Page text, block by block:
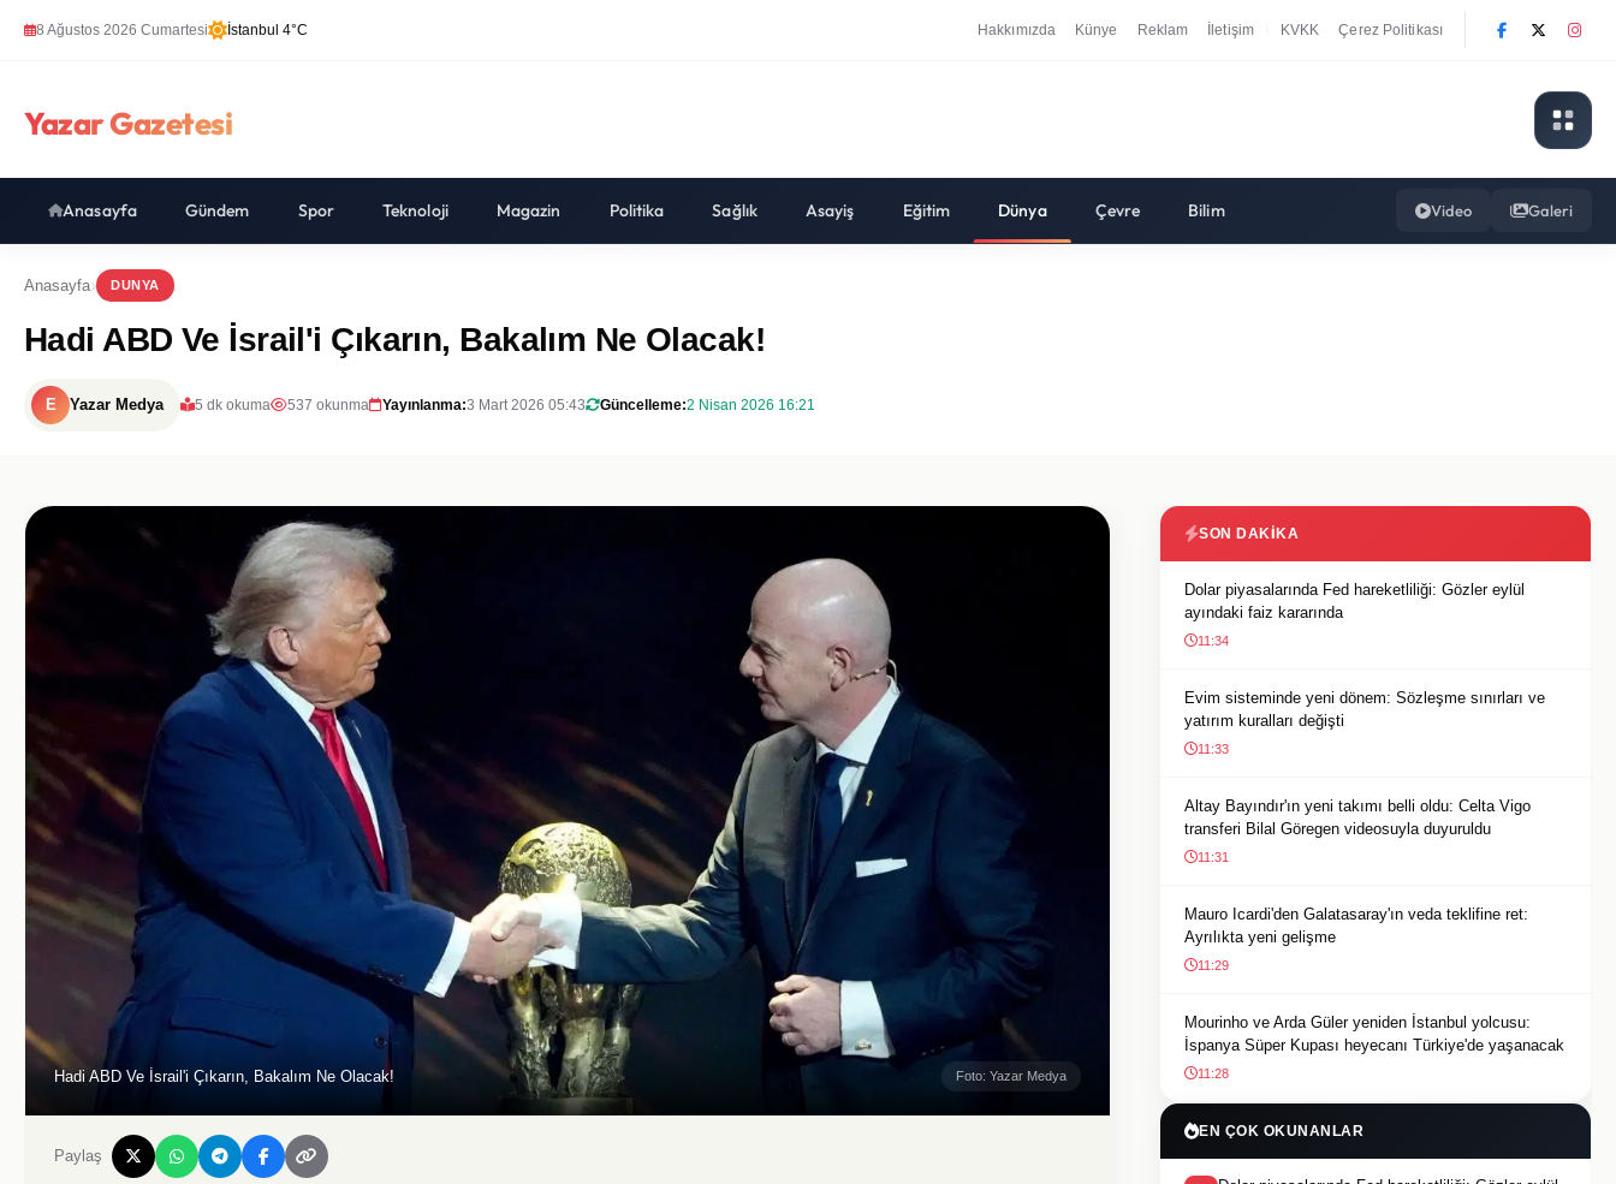
8 Ağustos 2026 Cumartesi İstanbul 4°C Hakkımızda Künye Reklam İletişim KVKK Çerez Politikası
Yazar Gazetesi
Anasayfa Gündem Spor Teknoloji Magazin Politika Sağlık Asayiş Eğitim Dünya Çevre Bilim Video Galeri
Anasayfa DUNYA
Hadi ABD Ve İsrail'i Çıkarın, Bakalım Ne Olacak!
E Yazar Medya 5 dk okuma 537 okunma Yayınlanma:3 Mart 2026 05:43 Güncelleme:2 Nisan 2026 16:21
Hadi ABD Ve İsrail'i Çıkarın, Bakalım Ne Olacak! Foto: Yazar Medya
Paylaş
SON DAKIKA
Dolar piyasalarında Fed hareketliliği: Gözler eylül
ayındaki faiz kararında
11:34
Evim sisteminde yeni dönem: Sözleşme sınırları ve
yatırım kuralları değişti
11:33
Altay Bayındır'ın yeni takımı belli oldu: Celta Vigo
transferi Bilal Göregen videosuyla duyuruldu
11:31
Mauro Icardi'den Galatasaray'ın veda teklifine ret:
Ayrılıkta yeni gelişme
11:29
Mourinho ve Arda Güler yeniden İstanbul yolcusu:
İspanya Süper Kupası heyecanı Türkiye'de yaşanacak
11:28
EN ÇOK OKUNANLAR